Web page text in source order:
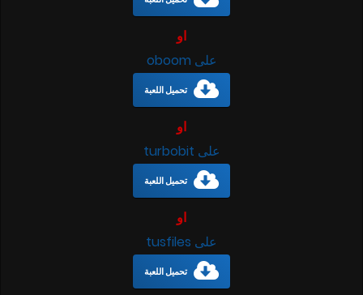
او
على oboom
تحميل اللعبة
او
على turbobit
تحميل اللعبة
او
على tusfiles
تحميل اللعبة